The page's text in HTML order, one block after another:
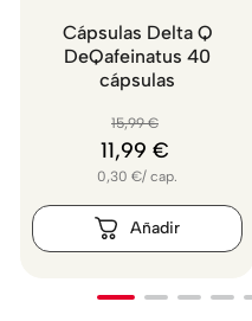
Cápsulas Delta Q
DeQafeinatus 40
cápsulas
15,99 €
11,99 €
0,30 €/ cap.